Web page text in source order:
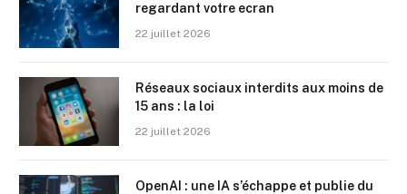
regardant votre ecran
22 juillet 2026
Réseaux sociaux interdits aux moins de
15 ans : la loi
22 juillet 2026
OpenAI : une IA s’échappe et publie du